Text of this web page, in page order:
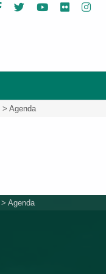
Facebook
Twitter YouTube
Flickr
> Agenda
>Agenda